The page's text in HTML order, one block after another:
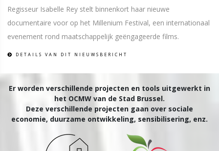
Regisseur Isabelle Rey stelt binnenkort haar nieuwe
documentaire voor op het Millenium Festival, een internationaal
evenement rond maatschappelijk geëngageerde films.
DETAILS VAN DIT NIEUWSBERICHT
Er worden verschillende projecten en tools uitgewerkt in
het OCMW van de Stad Brussel.
Deze verschillende projecten gaan over sociale
economie, duurzame ontwikkeling, sensibilisering, enz.